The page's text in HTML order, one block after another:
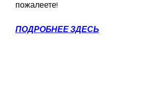
пожалеете!
ПОДРОБНЕЕ ЗДЕСЬ